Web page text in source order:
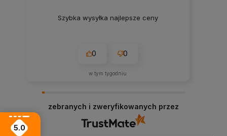
Szybka wysyłka najlepsze ceny
0 0
w tym tygodniu
zebranych i zweryfikowanych przez
5.0